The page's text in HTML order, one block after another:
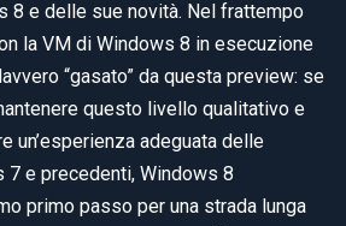
8 e delle sue novità. Nel frattempo
la VM di Windows 8 in esecuzione
“gasato” da questa preview: se
questo livello qualitativo e
un’esperienza adeguata delle
e precedenti, Windows 8
primo passo per una strada lunga